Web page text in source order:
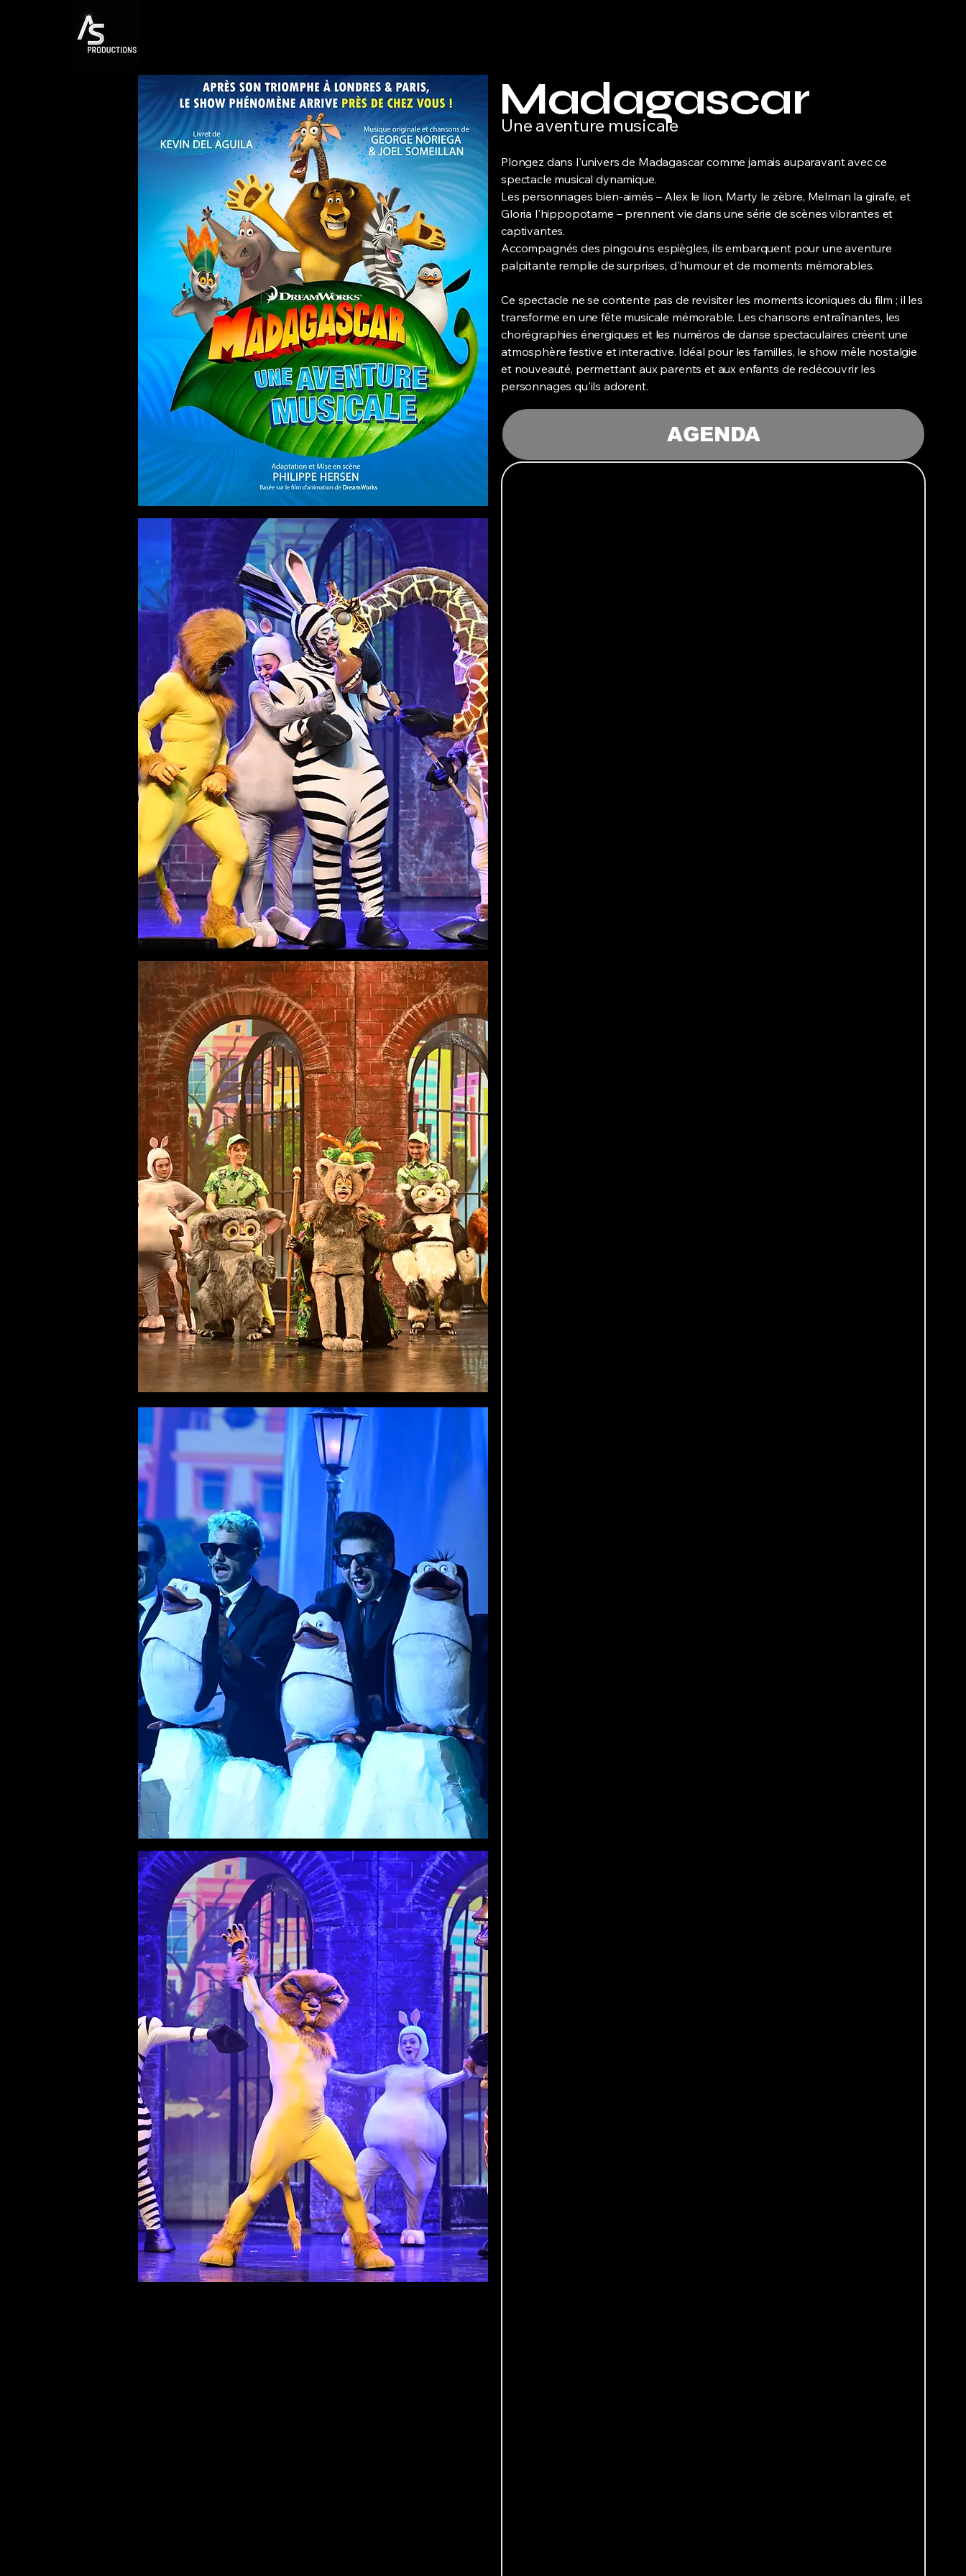
Madagascar
Une aventure musicale
Plongez dans l'univers de Madagascar comme jamais auparavant avec ce
spectacle musical dynamique.
Les personnages bien-aimés – Alex le lion, Marty le zèbre, Melman la girafe, et
Gloria l'hippopotame – prennent vie dans une série de scènes vibrantes et
captivantes.
Accompagnés des pingouins espiègles, ils embarquent pour une aventure
palpitante remplie de surprises, d'humour et de moments mémorables.
Ce spectacle ne se contente pas de revisiter les moments iconiques du film ; il les
transforme en une fête musicale mémorable. Les chansons entraînantes, les
chorégraphies énergiques et les numéros de danse spectaculaires créent une
atmosphère festive et interactive. Idéal pour les familles, le show mêle nostalgie
et nouveauté, permettant aux parents et aux enfants de redécouvrir les
personnages qu'ils adorent.
AGENDA